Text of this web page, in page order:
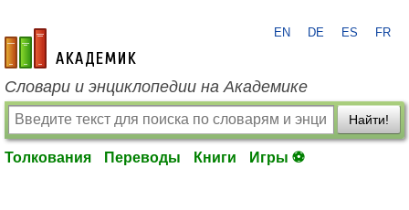
academic.ru
EN DE ES FR
Словари и энциклопедии на Академике
Найти!
Толкования Переводы Книги Игры ⚽